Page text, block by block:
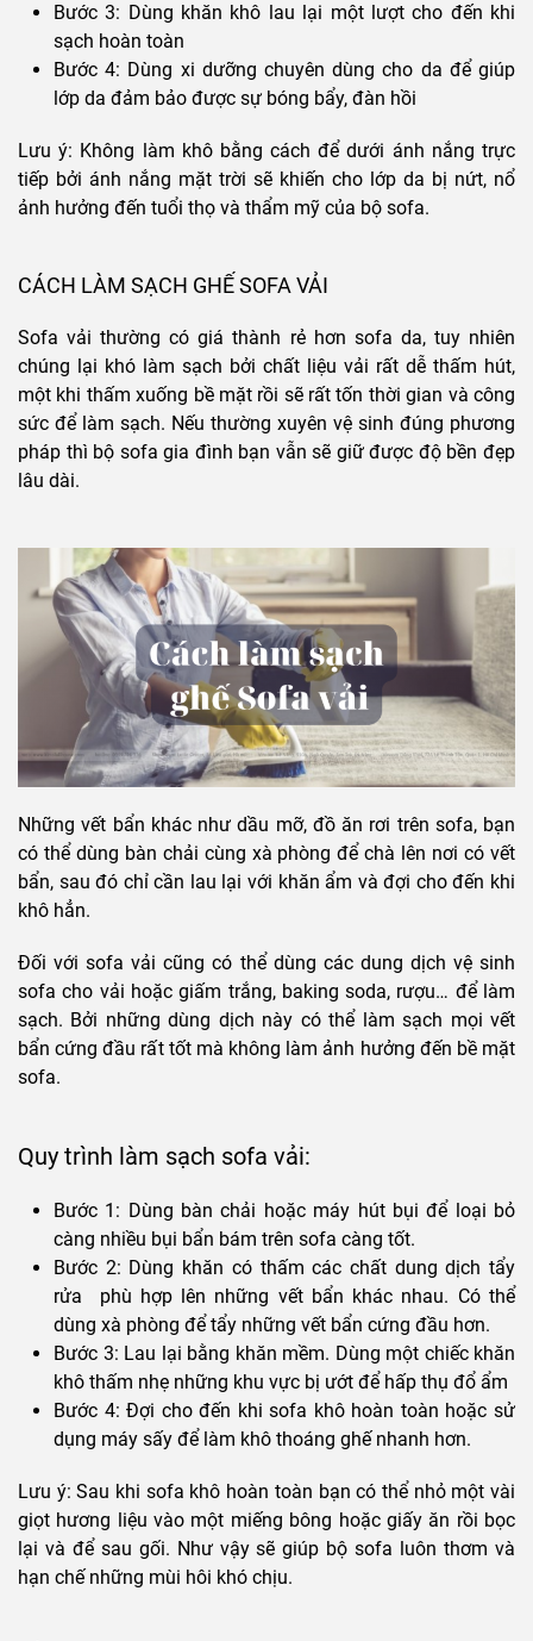
Bước 3: Dùng khăn khô lau lại một lượt cho đến khi
sạch hoàn toàn
Bước 4: Dùng xi dưỡng chuyên dùng cho da để giúp
lớp da đảm bảo được sự bóng bẩy, đàn hồi
Lưu ý: Không làm khô bằng cách để dưới ánh nắng trực
tiếp bởi ánh nắng mặt trời sẽ khiến cho lớp da bị nứt, nổ
ảnh hưởng đến tuổi thọ và thẩm mỹ của bộ sofa.
CÁCH LÀM SẠCH GHẾ SOFA VẢI
Sofa vải thường có giá thành rẻ hơn sofa da, tuy nhiên
chúng lại khó làm sạch bởi chất liệu vải rất dễ thấm hút,
một khi thấm xuống bề mặt rồi sẽ rất tốn thời gian và công
sức để làm sạch. Nếu thường xuyên vệ sinh đúng phương
pháp thì bộ sofa gia đình bạn vẫn sẽ giữ được độ bền đẹp
lâu dài.
Những vết bẩn khác như dầu mỡ, đồ ăn rơi trên sofa, bạn
có thể dùng bàn chải cùng xà phòng để chà lên nơi có vết
bẩn, sau đó chỉ cần lau lại với khăn ẩm và đợi cho đến khi
khô hẳn.
Đối với sofa vải cũng có thể dùng các dung dịch vệ sinh
sofa cho vải hoặc giấm trắng, baking soda, rượu… để làm
sạch. Bởi những dùng dịch này có thể làm sạch mọi vết
bẩn cứng đầu rất tốt mà không làm ảnh hưởng đến bề mặt
sofa.
Quy trình làm sạch sofa vải:
Bước 1: Dùng bàn chải hoặc máy hút bụi để loại bỏ
càng nhiều bụi bẩn bám trên sofa càng tốt.
Bước 2: Dùng khăn có thấm các chất dung dịch tẩy
rửa phù hợp lên những vết bẩn khác nhau. Có thể
dùng xà phòng để tẩy những vết bẩn cứng đầu hơn.
Bước 3: Lau lại bằng khăn mềm. Dùng một chiếc khăn
khô thấm nhẹ những khu vực bị ướt để hấp thụ đổ ẩm
Bước 4: Đợi cho đến khi sofa khô hoàn toàn hoặc sử
dụng máy sấy để làm khô thoáng ghế nhanh hơn.
Lưu ý: Sau khi sofa khô hoàn toàn bạn có thể nhỏ một vài
giọt hương liệu vào một miếng bông hoặc giấy ăn rồi bọc
lại và để sau gối. Như vậy sẽ giúp bộ sofa luôn thơm và
hạn chế những mùi hôi khó chịu.